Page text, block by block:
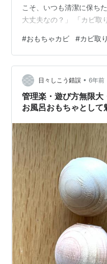
こそ、いつも清潔に保ち
大丈夫なの？」 「カビ取
おもちゃのお手入れ方法
り洗っていつも清潔に！
しょう。 【目次】 お風
重曹でゴシゴシ洗い ②酸
消毒液でつけ置き洗い お
するには？ １．クエン酸
#おもちゃカビ #カビ取り
日々しこう錯誤 • 6年前
管理楽・遊び方無限
お風呂おもちゃとして